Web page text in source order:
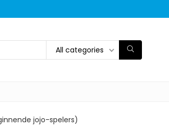
All categories
jojo-spelers)